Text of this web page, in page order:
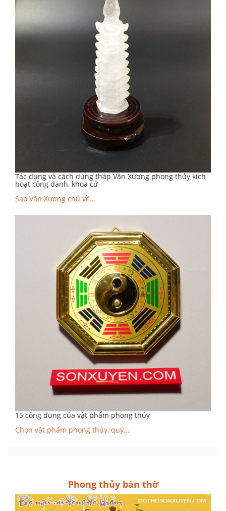
Tác dụng và cách dùng tháp Văn Xương phong thủy kích
hoạt công danh, khoa cử
Sao Văn Xương chủ về...
15 công dụng của vật phẩm phong thủy
Chọn vật phẩm phong thủy, quý...
Phong thủy bàn thờ